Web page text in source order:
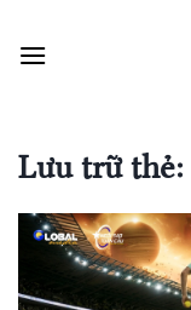
qua
Lưu trữ thẻ: